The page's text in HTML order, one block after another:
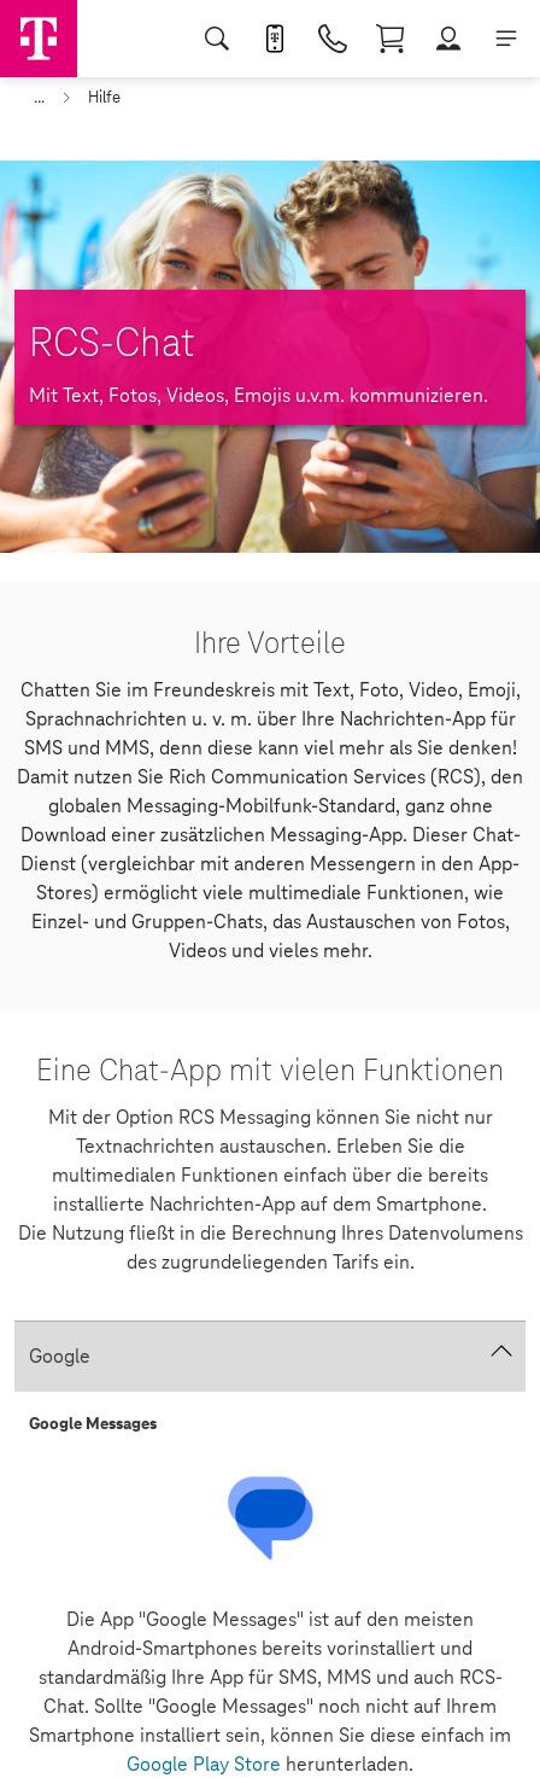
... Hilfe
RCS-Chat
Mit Text, Fotos, Videos, Emojis u.v.m. kommunizieren.
Ihre Vorteile
Chatten Sie im Freundeskreis mit Text, Foto, Video, Emoji,
Sprachnachrichten u. v. m. über Ihre Nachrichten-App für
SMS und MMS, denn diese kann viel mehr als Sie denken!
Damit nutzen Sie Rich Communication Services (RCS), den
globalen Messaging-Mobilfunk-Standard, ganz ohne
Download einer zusätzlichen Messaging-App. Dieser Chat-
Dienst (vergleichbar mit anderen Messengern in den App-
Stores) ermöglicht viele multimediale Funktionen, wie
Einzel- und Gruppen-Chats, das Austauschen von Fotos,
Videos und vieles mehr.
Eine Chat-App mit vielen Funktionen
Mit der Option RCS Messaging können Sie nicht nur
Textnachrichten austauschen. Erleben Sie die
multimedialen Funktionen einfach über die bereits
installierte Nachrichten-App auf dem Smartphone.
Die Nutzung fließt in die Berechnung Ihres Datenvolumens
des zugrundeliegenden Tarifs ein.
Google
Google Messages
Die App "Google Messages" ist auf den meisten
Android-Smartphones bereits vorinstalliert und
standardmäßig Ihre App für SMS, MMS und auch RCS-
Chat. Sollte "Google Messages" noch nicht auf Ihrem
Smartphone installiert sein, können Sie diese einfach im
Google Play Store herunterladen.